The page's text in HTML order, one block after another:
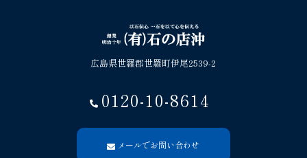
広島県世羅郡世羅町伊尾2539-2
0120-10-8614
メールでお問い合わせ